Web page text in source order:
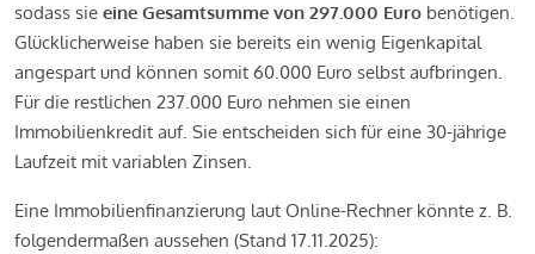
sodass sie eine Gesamtsumme von 297.000 Euro benötigen.
Glücklicherweise haben sie bereits ein wenig Eigenkapital
angespart und können somit 60.000 Euro selbst aufbringen.
Für die restlichen 237.000 Euro nehmen sie einen
Immobilienkredit auf. Sie entscheiden sich für eine 30-jährige
Laufzeit mit variablen Zinsen.
Eine Immobilienfinanzierung laut Online-Rechner könnte z. B.
folgendermaßen aussehen (Stand 17.11.2025):